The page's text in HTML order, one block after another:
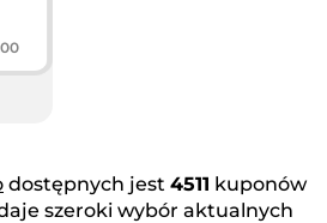
dostępnych jest 4511 kuponów
szeroki wybór aktualnych